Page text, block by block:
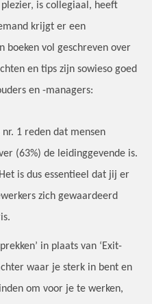
is collegiaal, heeft
krijgt er een
boeken vol geschreven over
en tips zijn sowieso goed
en -managers:
1 reden dat mensen
(63%) de leidinggevende is.
is dus essentieel dat jij er
zich gewaardeerd
in plaats van ‘Exit-
waar je sterk in bent en
om voor je te werken,